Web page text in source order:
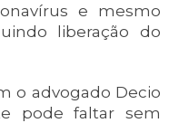
e mesmo
liberação do
o advogado Decio
pode faltar sem